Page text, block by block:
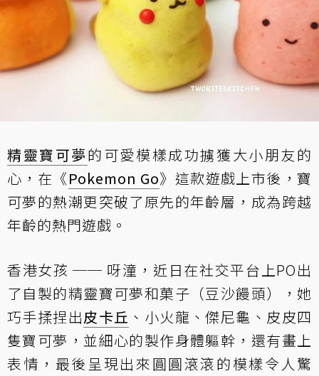
精靈寶可夢的可愛模樣成功擄獲大小朋友的
心，在《Pokemon Go》這款遊戲上市後，寶
可夢的熱潮更突破了原先的年齡層，成為跨越
年齡的熱門遊戲。
香港女孩 ── 呀潼，近日在社交平台上PO出
了自製的精靈寶可夢和菓子（豆沙饅頭），她
巧手揉捏出皮卡丘 、小火龍、傑尼龜、皮皮四
隻寶可夢，並細心的製作身體軀幹，還有畫上
表情，最後呈現出來圓圓滾滾的模樣令人驚